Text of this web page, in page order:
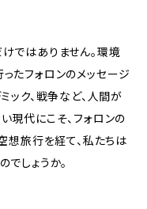
ではありません。環境
たフォロンのメッセージ
ック、戦争など、人間が
現代にこそ、フォロンの
想旅行を経て、私たちは
しょうか。